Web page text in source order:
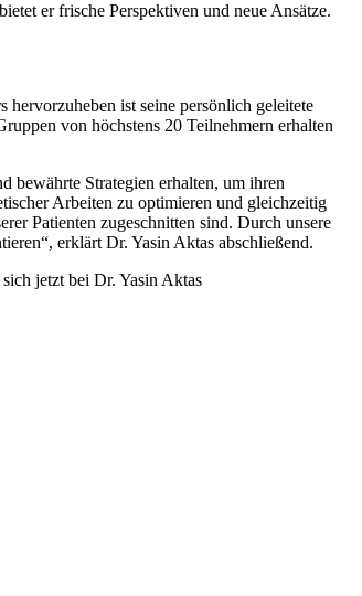
er frische Perspektiven und neue Ansätze.
ist seine persönlich geleitete
von höchstens 20 Teilnehmern erhalten
bewährte Strategien erhalten, um ihren
Arbeiten zu optimieren und gleichzeitig
Patienten zugeschnitten sind. Durch unsere
erklärt Dr. Yasin Aktas abschließend.
jetzt bei Dr. Yasin Aktas